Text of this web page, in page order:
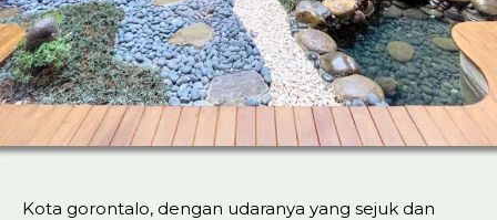
Kota gorontalo, dengan udaranya yang sejuk dan